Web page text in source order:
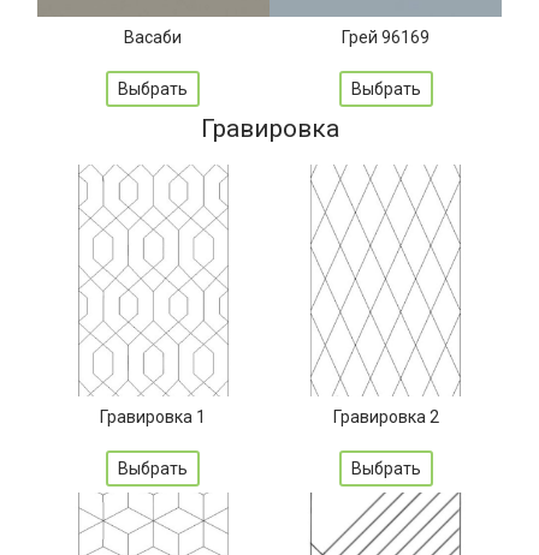
Васаби
Выбрать
Грей 96169
Выбрать
Гравировка
Гравировка 1
Выбрать
Гравировка 2
Выбрать